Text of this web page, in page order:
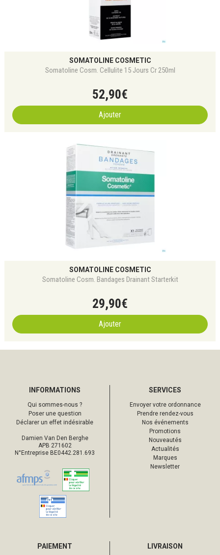
SOMATOLINE COSMETIC
Somatoline Cosm. Cellulite 15 Jours Cr 250ml
52,90€
Ajouter
SOMATOLINE COSMETIC
Somatoline Cosm. Bandages Drainant Starterkit
29,90€
Ajouter
INFORMATIONS
Qui sommes-nous ?
Poser une question
Déclarer un effet indésirable
Damien Van Den Berghe
APB 271602
N°Entreprise BE0442.281.693
SERVICES
Envoyer votre ordonnance
Prendre rendez-vous
Nos événements
Promotions
Nouveautés
Actualités
Marques
Newsletter
PAIEMENT LIVRAISON